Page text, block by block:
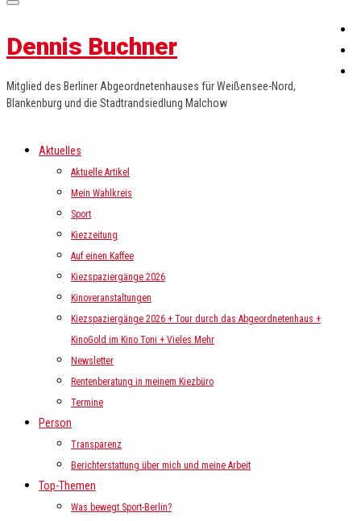
Dennis Buchner
Mitglied des Berliner Abgeordnetenhauses für Weißensee-Nord,
Blankenburg und die Stadtrandsiedlung Malchow
Aktuelles
Aktuelle Artikel
Mein Wahlkreis
Sport
Kiezzeitung
Auf einen Kaffee
Kiezspaziergänge 2026
Kinoveranstaltungen
Kiezspaziergänge 2026 + Tour durch das Abgeordnetenhaus +
KinoGold im Kino Toni + Vieles Mehr
Newsletter
Rentenberatung in meinem Kiezbüro
Termine
Person
Transparenz
Berichterstattung über mich und meine Arbeit
Top-Themen
Was bewegt Sport-Berlin?